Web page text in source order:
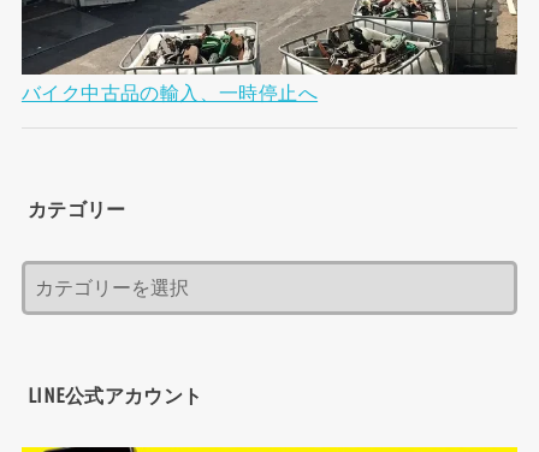
バイク中古品の輸入、一時停止へ
カテゴリー
LINE公式アカウント